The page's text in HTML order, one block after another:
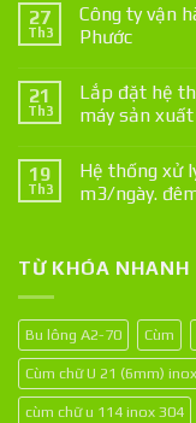
27
Th3
Công ty vận
Phước
21
Th3
Lắp đặt hệ
máy sản
19
Th3
Hệ thống xử
m3/ngày.
TỪ KHÓA NHANH
Bu lông A2-70 Cùm
Cùm chữ U 21 (6mm)
cùm chữ u 114 inox 304